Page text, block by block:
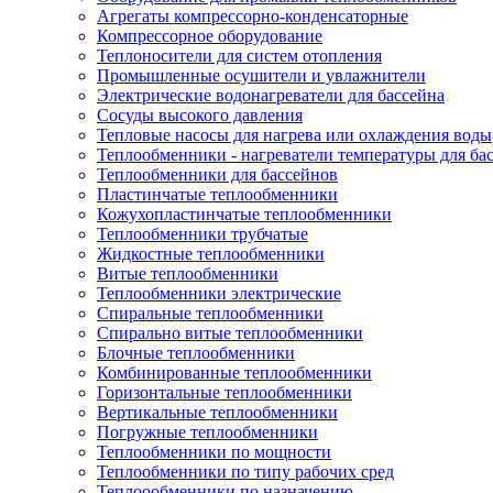
Агрегаты компрессорно-конденсаторные
Компрессорное оборудование
Теплоносители для систем отопления
Промышленные осушители и увлажнители
Электрические водонагреватели для бассейна
Сосуды высокого давления
Тепловые насосы для нагрева или охлаждения воды
Теплообменники - нагреватели температуры для
Теплообменники для бассейнов
Пластинчатые теплообменники
Кожухопластинчатые теплообменники
Теплообменники трубчатые
Жидкостные теплообменники
Витые теплообменники
Теплообменники электрические
Спиральные теплообменники
Спирально витые теплообменники
Блочные теплообменники
Комбинированные теплообменники
Горизонтальные теплообменники
Вертикальные теплообменники
Погружные теплообменники
Теплообменники по мощности
Теплообменники по типу рабочих сред